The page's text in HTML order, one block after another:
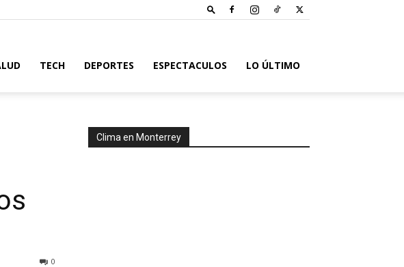
TECH DEPORTES ESPECTACULOS LO ÚLTIMO
0
Clima en Monterrey